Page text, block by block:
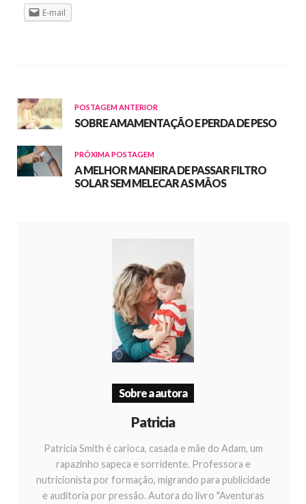
E-mail
POSTAGEM ANTERIOR
SOBRE AMAMENTAÇÃO E PERDA DE PESO
PRÓXIMA POSTAGEM
A MELHOR MANEIRA DE PASSAR FILTRO
SOLAR SEM MELECAR AS MÃOS
Sobre a autora
Patricia
Patricia Smith é carioca, casada e mãe do Adam, um
rapazinho sapeca e sorridente. Professora e
nutricionista por formação, migrando para publicidade
e auditoria por pressão. Autora do livro "Aventuras